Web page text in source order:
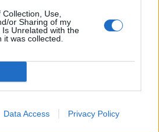
Use,
or Sharing of my
Unrelated with the
was collected.
Data Access Privacy Policy